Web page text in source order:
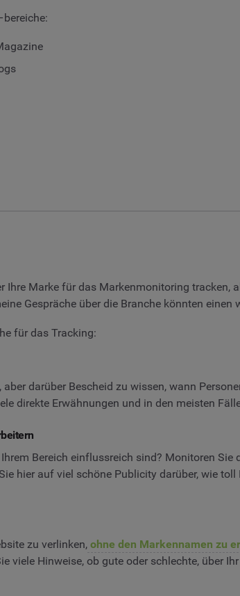
Ihre Marke für das Markenmonitoring
Gespräche über die Branche könnten
für das Tracking:
darüber Bescheid zu wissen, wann
direkte Erwähnungen und in den meisten
Bereich einflussreich sind? Monitoren
hier auf viel schöne Publicity darüber, wie
zu verlinken, ohne den Markennamen zu
viele Hinweise, ob gute oder schlechte, über